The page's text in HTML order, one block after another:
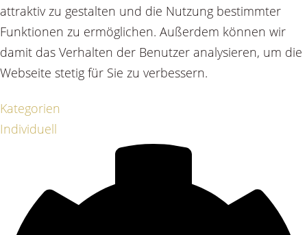
attraktiv zu gestalten und die Nutzung bestimmter
Funktionen zu ermöglichen. Außerdem können wir
damit das Verhalten der Benutzer analysieren, um die
Webseite stetig für Sie zu verbessern.
Kategorien
Individuell